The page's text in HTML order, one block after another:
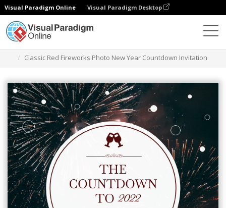
Visual Paradigm Online Visual Paradigm Desktop
Classic Red Fireworks Photo New Year Countdown Invitation